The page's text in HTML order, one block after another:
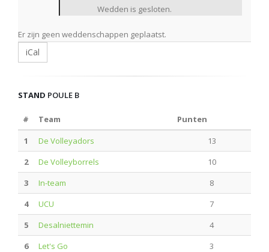
Wedden is gesloten.
Er zijn geen weddenschappen geplaatst.
iCal
STAND POULE B
# Team
Punten
1
De Volleyadors
13
2
De Volleyborrels
10
3
In-team
8
4
UCU
7
5
Desalniettemin
4
6
Let's Go 3